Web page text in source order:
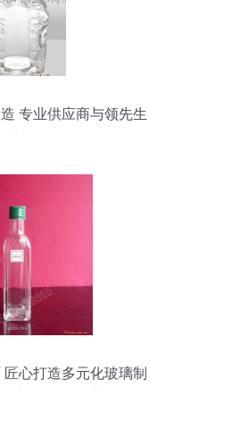
专业供应商与领先生
心打造多元化玻璃制